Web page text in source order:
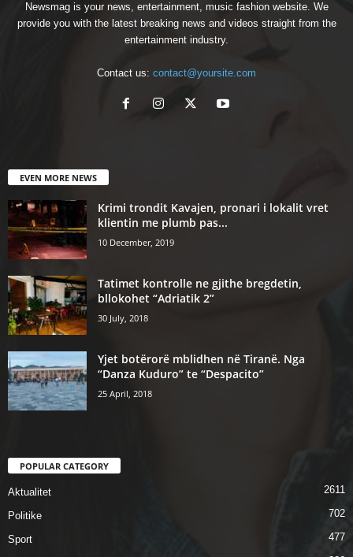
Newsmag is your news, entertainment, music fashion website. We
provide you with the latest breaking news and videos straight from the
entertainment industry.
Contact us: contact@yoursite.com
EVEN MORE NEWS
Krimi trondit Kavajen, pronari i lokalit vret
klientin me plumb pas...
10 December, 2019
Tatimet kontrolle ne gjithe bregdetin,
bllokohet “Adriatik 2”
30 July, 2018
Yjet botërorë mblidhen në Tiranë. Nga
“Danza Kuduro” te “Despacito”
25 April, 2018
POPULAR CATEGORY
Aktualitet 2611
Politike 702
Sport
477